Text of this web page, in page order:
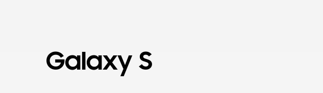
Galaxy S